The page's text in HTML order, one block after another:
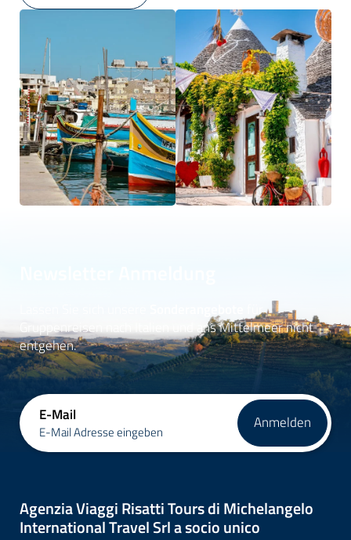
für
Gruppenreisen nach Italien und ans Mittelmeer nicht
entgehen.
E-Mail
E-Mail Adresse eingeben Anmelden
Agenzia Viaggi Risatti Tours di Michelangelo
International Travel Srl a socio unico